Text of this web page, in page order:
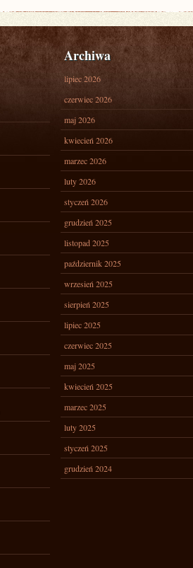
Archiwa
lipiec 2026
czerwiec 2026
maj 2026
kwiecień 2026
marzec 2026
luty 2026
styczeń 2026
grudzień 2025
listopad 2025
październik 2025
wrzesień 2025
sierpień 2025
lipiec 2025
czerwiec 2025
maj 2025
kwiecień 2025
marzec 2025
luty 2025
styczeń 2025
grudzień 2024